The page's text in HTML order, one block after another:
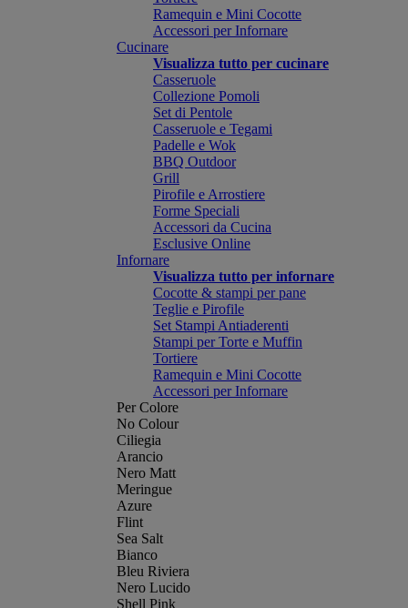
Ramequin e Mini Cocotte
Accessori per Infornare
Cucinare
Visualizza tutto per cucinare
Casseruole
Collezione Pomoli
Set di Pentole
Casseruole e Tegami
Padelle e Wok
BBQ Outdoor
Grill
Pirofile e Arrostiere
Forme Speciali
Accessori da Cucina
Esclusive Online
Infornare
Visualizza tutto per infornare
Cocotte & stampi per pane
Teglie e Pirofile
Set Stampi Antiaderenti
Stampi per Torte e Muffin
Tortiere
Ramequin e Mini Cocotte
Accessori per Infornare
Per Colore
No Colour
Ciliegia
Arancio
Nero Matt
Meringue
Azure
Flint
Sea Salt
Bianco
Bleu Riviera
Nero Lucido
Shell Pink